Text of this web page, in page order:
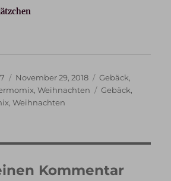
Veröffentlicht
am
November 29, 2018 Kategorien
Gebäck,
,Weihnachten Schlagwörter
Gebäck,
,Weihnachten
Kommentar